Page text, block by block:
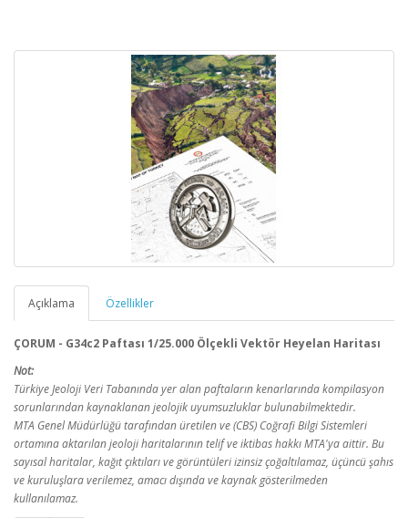
Açıklama Özellikler
ÇORUM - G34c2 Paftası 1/25.000 Ölçekli Vektör Heyelan Haritası
Not:
Türkiye Jeoloji Veri Tabanında yer alan paftaların kenarlarında kompilasyon
sorunlarından kaynaklanan jeolojik uyumsuzluklar bulunabilmektedir.
MTA Genel Müdürlüğü tarafından üretilen ve (CBS) Coğrafi Bilgi Sistemleri
ortamına aktarılan jeoloji haritalarının telif ve iktibas hakkı MTA'ya aittir. Bu
sayısal haritalar, kağıt çıktıları ve görüntüleri izinsiz çoğaltılamaz, üçüncü şahıs
ve kuruluşlara verilemez, amacı dışında ve kaynak gösterilmeden
kullanılamaz.